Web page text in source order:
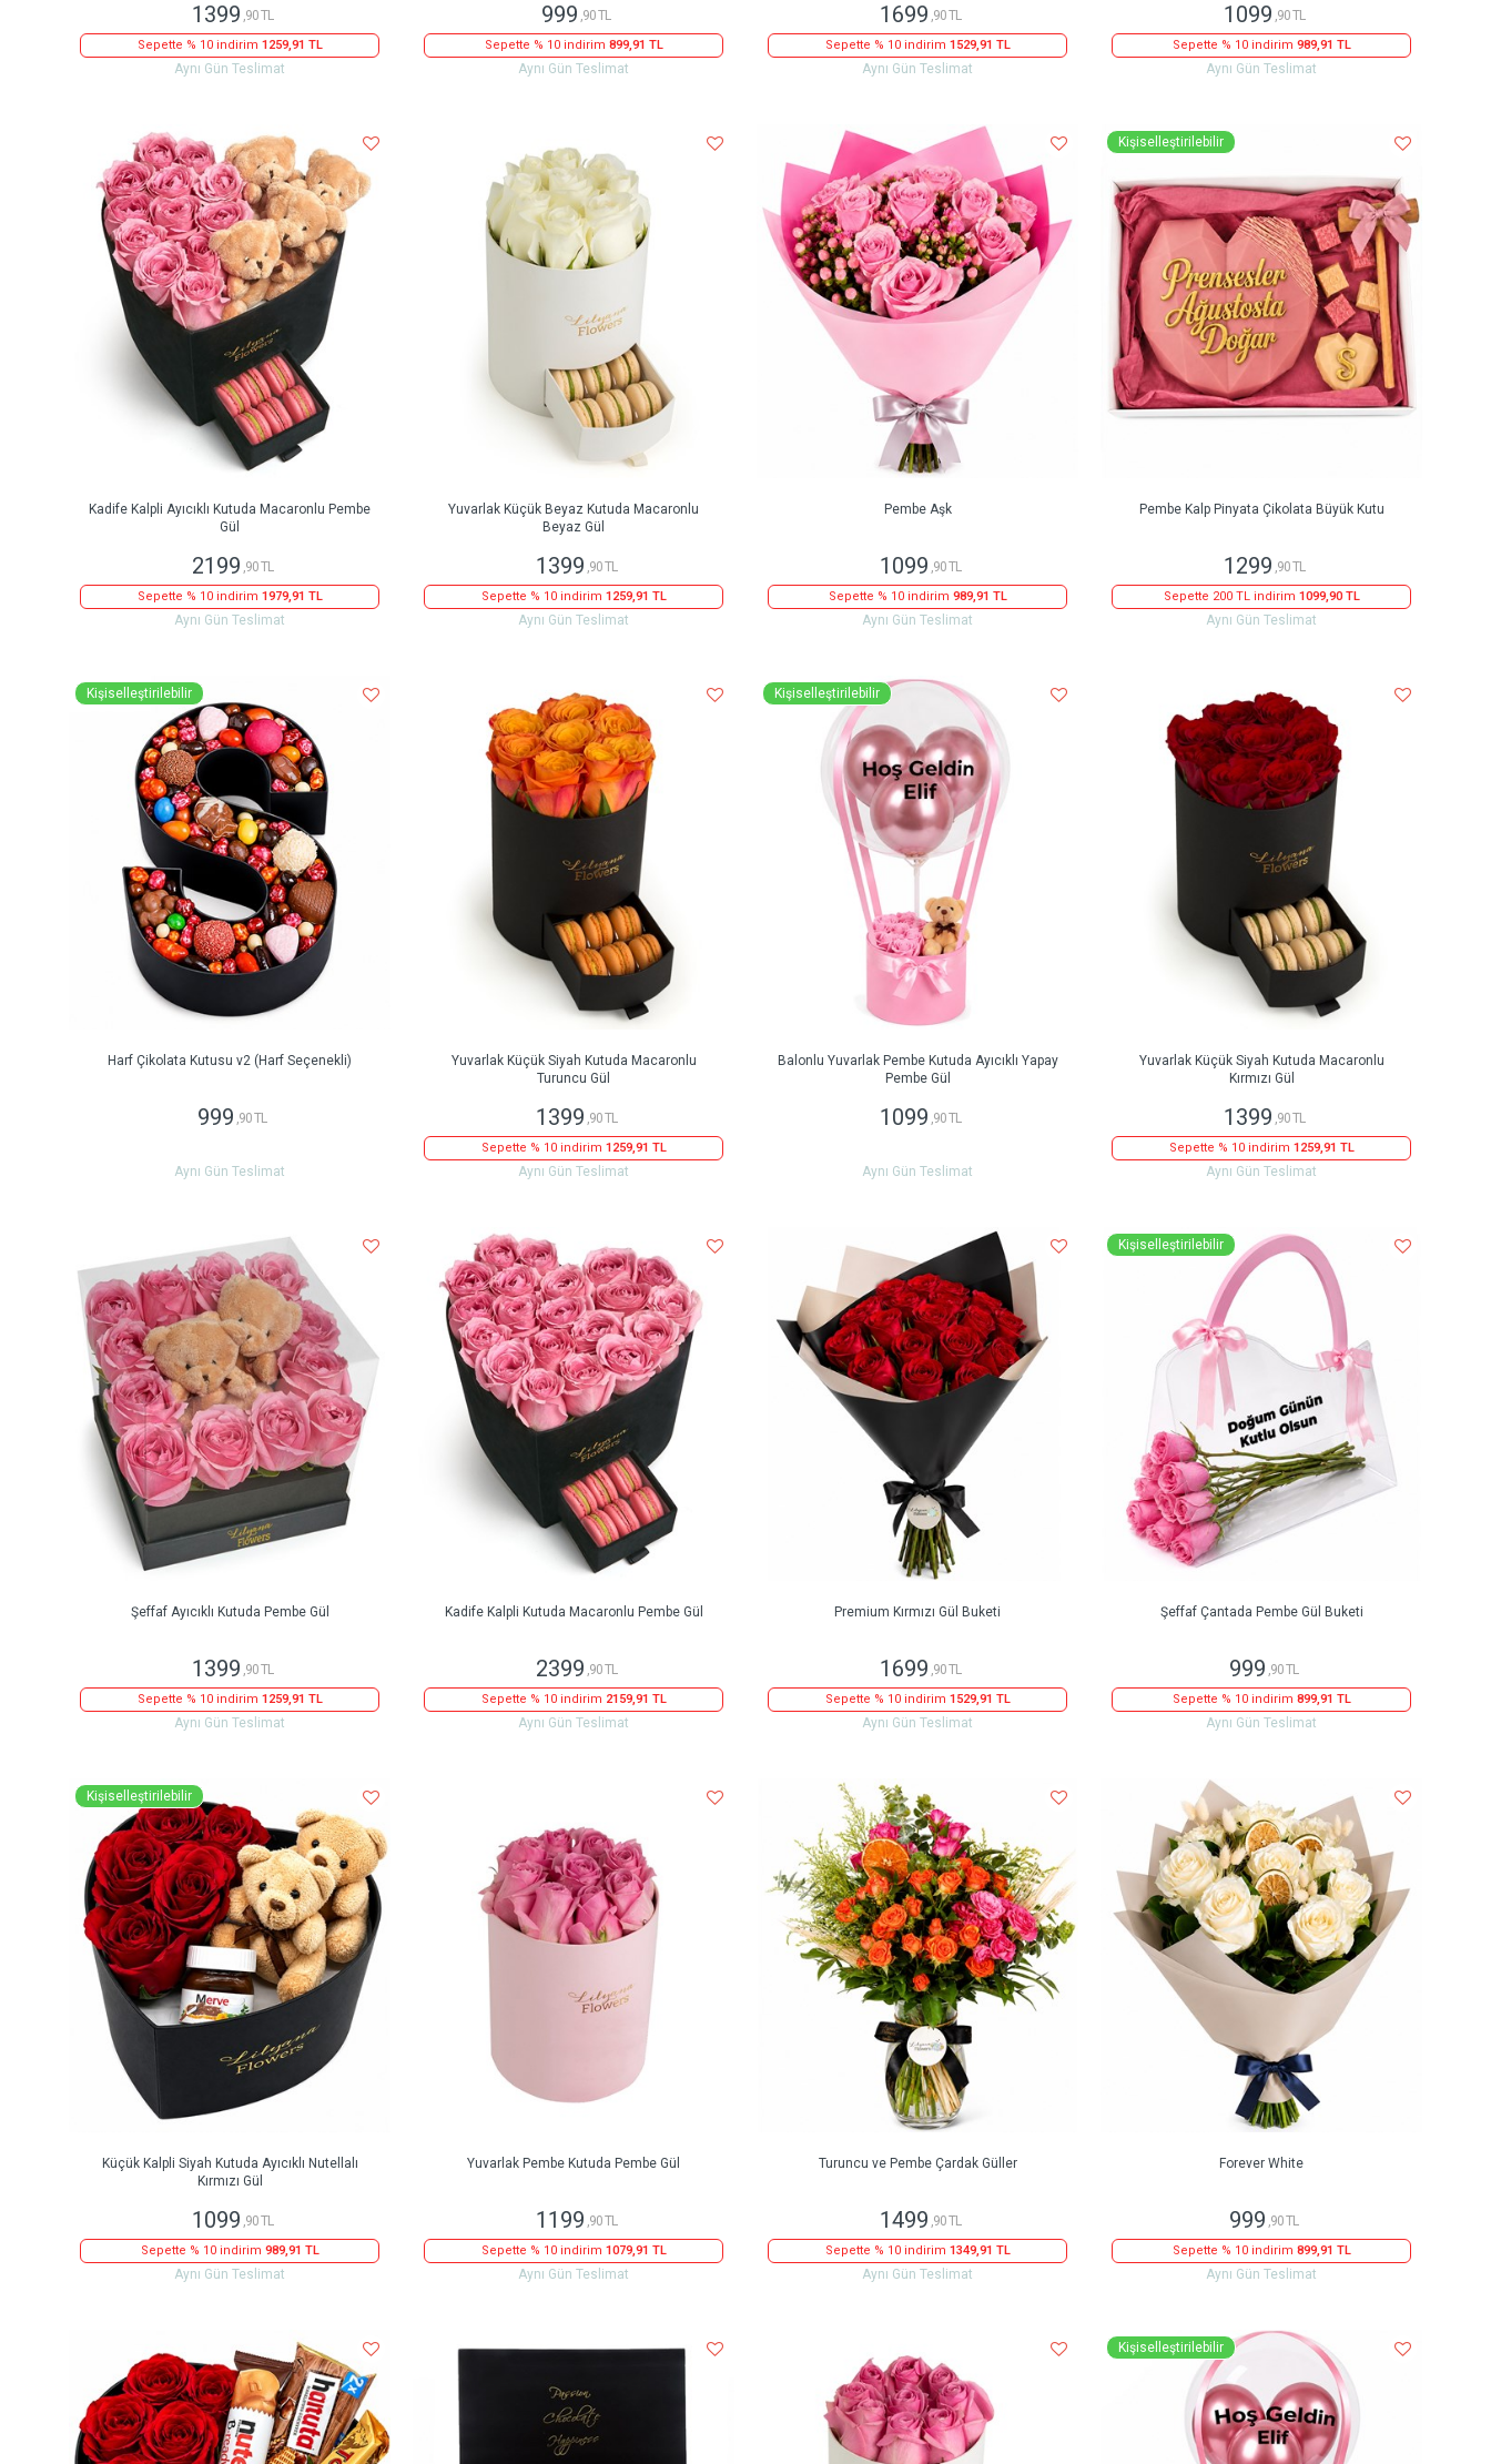
1399 ,90 TL
Sepette % 10 indirim 1259,91 TL
Aynı Gün Teslimat
999 ,90 TL
Sepette % 10 indirim 899,91 TL
Aynı Gün Teslimat
1699 ,90 TL
Sepette % 10 indirim 1529,91 TL
Aynı Gün Teslimat
1099 ,90 TL
Sepette % 10 indirim 989,91 TL
Aynı Gün Teslimat
Kadife Kalpli Ayıcıklı Kutuda Macaronlu Pembe
Gül
2199 ,90 TL
Sepette % 10 indirim 1979,91 TL
Aynı Gün Teslimat
Yuvarlak Küçük Beyaz Kutuda Macaronlu
Beyaz Gül
1399 ,90 TL
Sepette % 10 indirim 1259,91 TL
Aynı Gün Teslimat
Pembe Aşk
1099 ,90 TL
Sepette % 10 indirim 989,91 TL
Aynı Gün Teslimat
Kişiselleştirilebilir
Pembe Kalp Pinyata Çikolata Büyük Kutu
1299 ,90 TL
Sepette 200 TL indirim 1099,90 TL
Aynı Gün Teslimat
Kişiselleştirilebilir
Harf Çikolata Kutusu v2 (Harf Seçenekli)
999 ,90 TL
Aynı Gün Teslimat
Yuvarlak Küçük Siyah Kutuda Macaronlu
Turuncu Gül
1399 ,90 TL
Sepette % 10 indirim 1259,91 TL
Aynı Gün Teslimat
Kişiselleştirilebilir
Balonlu Yuvarlak Pembe Kutuda Ayıcıklı Yapay
Pembe Gül
1099 ,90 TL
Aynı Gün Teslimat
Yuvarlak Küçük Siyah Kutuda Macaronlu
Kırmızı Gül
1399 ,90 TL
Sepette % 10 indirim 1259,91 TL
Aynı Gün Teslimat
Şeffaf Ayıcıklı Kutuda Pembe Gül
1399 ,90 TL
Sepette % 10 indirim 1259,91 TL
Aynı Gün Teslimat
Kadife Kalpli Kutuda Macaronlu Pembe Gül
2399 ,90 TL
Sepette % 10 indirim 2159,91 TL
Aynı Gün Teslimat
Premium Kırmızı Gül Buketi
1699 ,90 TL
Sepette % 10 indirim 1529,91 TL
Aynı Gün Teslimat
Kişiselleştirilebilir
Şeffaf Çantada Pembe Gül Buketi
999 ,90 TL
Sepette % 10 indirim 899,91 TL
Aynı Gün Teslimat
Kişiselleştirilebilir
Küçük Kalpli Siyah Kutuda Ayıcıklı Nutellalı
Kırmızı Gül
1099 ,90 TL
Sepette % 10 indirim 989,91 TL
Aynı Gün Teslimat
Yuvarlak Pembe Kutuda Pembe Gül
1199 ,90 TL
Sepette % 10 indirim 1079,91 TL
Aynı Gün Teslimat
Turuncu ve Pembe Çardak Güller
1499 ,90 TL
Sepette % 10 indirim 1349,91 TL
Aynı Gün Teslimat
Forever White
999 ,90 TL
Sepette % 10 indirim 899,91 TL
Aynı Gün Teslimat
Kişiselleştirilebilir